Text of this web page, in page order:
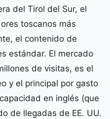
del Tirol del Sur, el
toscanos más
el contenido de
estándar. El mercado
de visitas, es el
y el principal por gasto
en inglés (que
de llegadas de EE. UU.